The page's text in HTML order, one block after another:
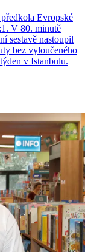
Evropské
V 80. minutě
sestavě nastoupil
bez vyloučeného
v Istanbulu.